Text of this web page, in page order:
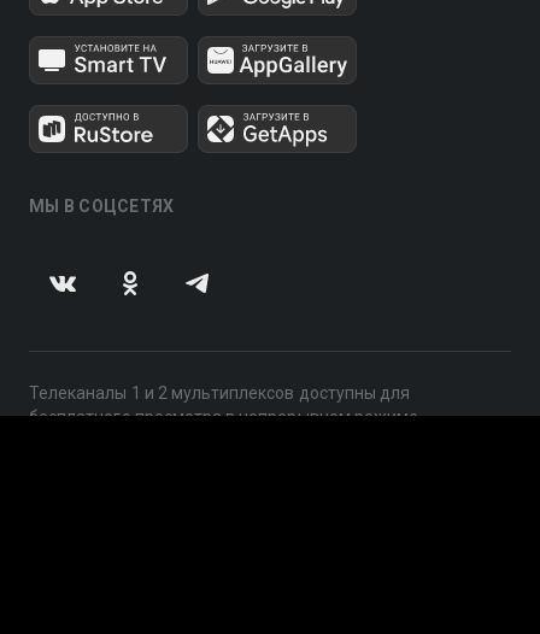
МЫ В СОЦСЕТЯХ
Телеканалы 1 и 2 мультиплексов доступны для
бесплатного просмотра в непрерывном режиме,